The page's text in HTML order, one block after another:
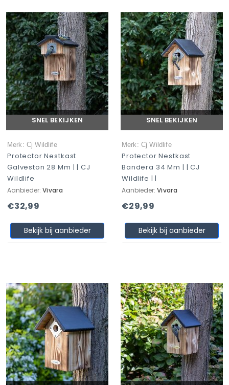
SNEL BEKIJKEN
Merk: Cj Wildlife
Protector Nestkast
Galveston 28 Mm | | CJ
Wildlife
Aanbieder: Vivara
€32,99
Bekijk bij aanbieder
SNEL BEKIJKEN
Merk: Cj Wildlife
Protector Nestkast
Bandera 34 Mm | | CJ
Wildlife | |
Aanbieder: Vivara
€29,99
Bekijk bij aanbieder